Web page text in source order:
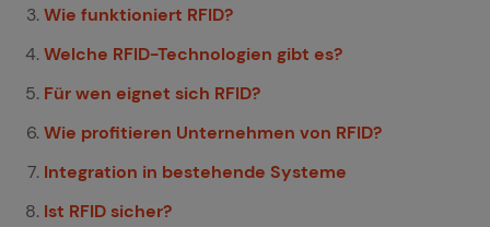
Wie funktioniert RFID?
Welche RFID-Technologien gibt es?
Für wen eignet sich RFID?
Wie profitieren Unternehmen von RFID?
Integration in bestehende Systeme
Ist RFID sicher?